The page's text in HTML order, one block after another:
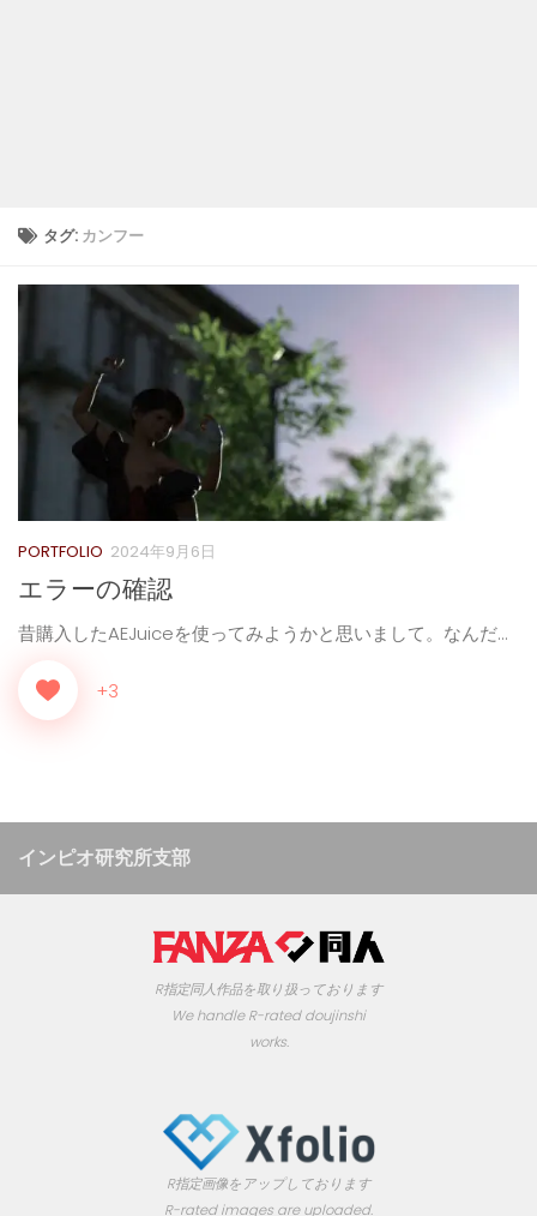
タグ: カンフー
PORTFOLIO 2024年9月6日
エラーの確認
昔購入したAEJuiceを使ってみようかと思いまして。なんだ...
+3
インピオ研究所支部
R指定同人作品を取り扱っております
We handle R-rated doujinshi
works.
R指定画像をアップしております
R-rated images are uploaded.